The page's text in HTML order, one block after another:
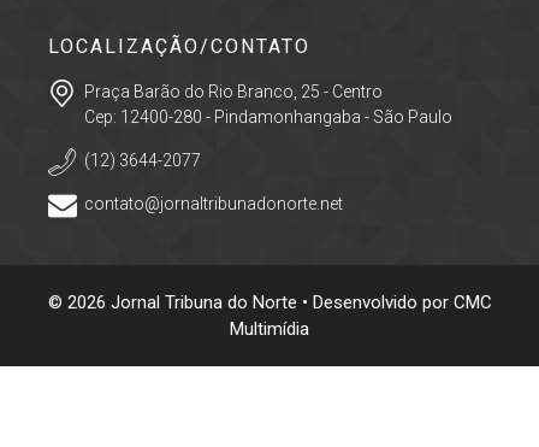
LOCALIZAÇÃO/CONTATO
Praça Barão do Rio Branco, 25 - Centro
Cep: 12400-280 - Pindamonhangaba - São Paulo
(12) 3644-2077
contato@jornaltribunadonorte.net
© 2026 Jornal Tribuna do Norte • Desenvolvido por CMC
Multimídia